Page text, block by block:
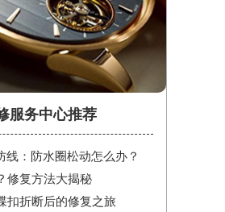
服务中心推荐
线：防水圈松动怎么办？
修复方法大揭秘
扣折断后的修复之旅